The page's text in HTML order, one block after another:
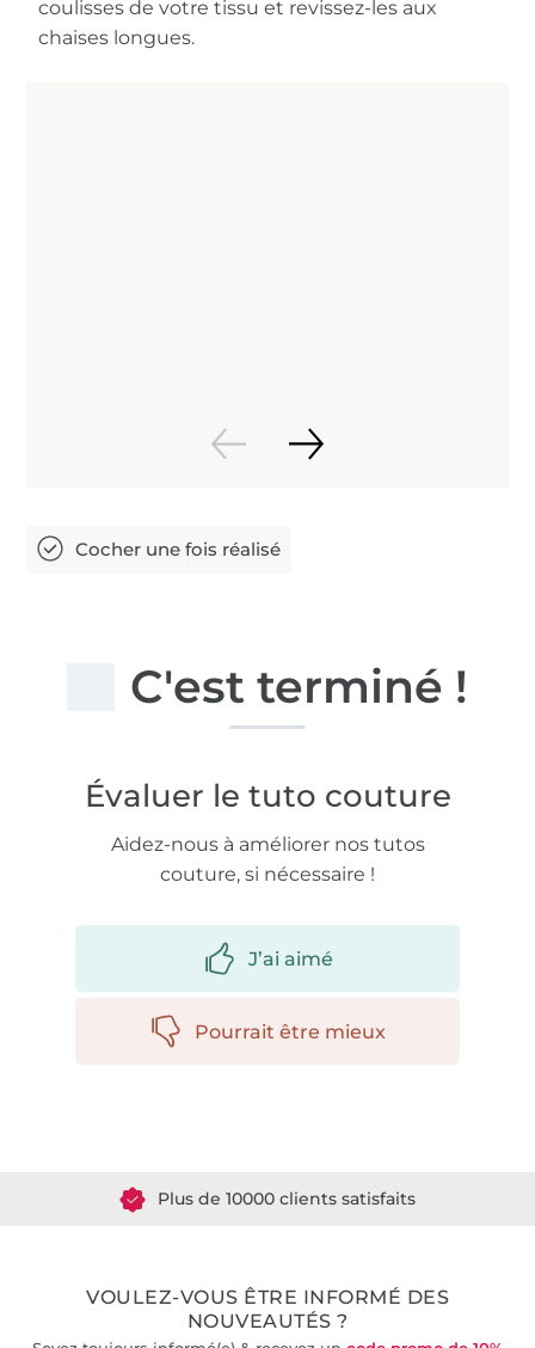
coulisses de votre tissu et revissez-les aux
chaises longues.
C'est terminé !
Évaluer le tuto couture
Aidez-nous à améliorer nos tutos
couture, si nécessaire !
J’ai aimé
Pourrait être mieux
VOULEZ-VOUS ÊTRE INFORMÉ DES
NOUVEAUTÉS ?